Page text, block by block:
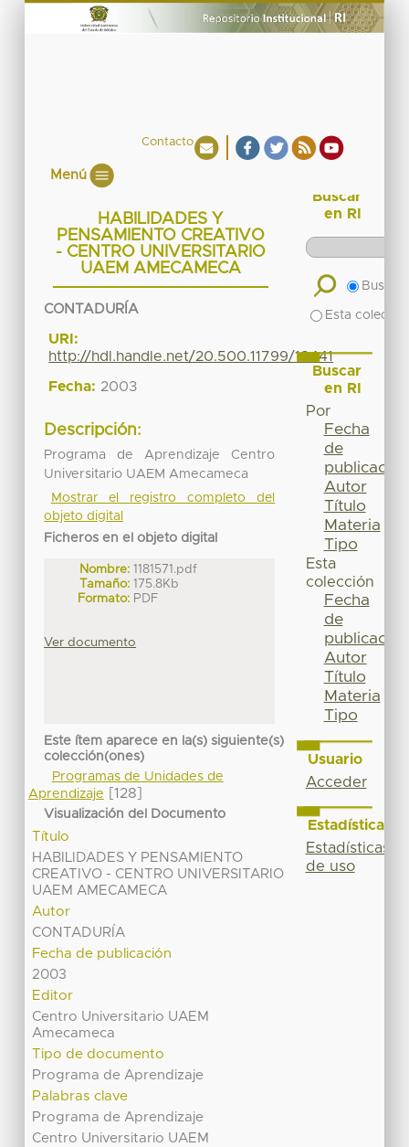
Contacto
Menú
HABILIDADES Y
PENSAMIENTO CREATIVO
- CENTRO UNIVERSITARIO
UAEM AMECAMECA
CONTADURÍA
URI:
http://hdl.handle.net/20.500.11799/18441
Fecha: 2003
Descripción:
Programa de Aprendizaje Centro
Universitario UAEM Amecameca
Mostrar el registro completo del
objeto digital
Ficheros en el objeto digital
Nombre: 1181571.pdf
Tamaño: 175.8Kb
Formato: PDF
Ver documento
Este ítem aparece en la(s) siguiente(s)
colección(ones)
Programas de Unidades de
Aprendizaje
[128]
Visualización del Documento
Título
HABILIDADES Y PENSAMIENTO
CREATIVO - CENTRO UNIVERSITARIO
UAEM AMECAMECA
Autor
CONTADURÍA
Fecha de publicación
2003
Editor
Centro Universitario UAEM
Amecameca
Tipo de documento
Programa de Aprendizaje
Palabras clave
Programa de Aprendizaje
Centro Universitario UAEM
Buscar
en RI
Buscar
Esta
Buscar
en RI
Por
Fecha
de
publicación
Autor
Título
Materia
Tipo
Esta
colección
Fecha
de
publicación
Autor
Título
Materia
Tipo
Usuario
Acceder
Estadísticas
Estadísticas
de uso